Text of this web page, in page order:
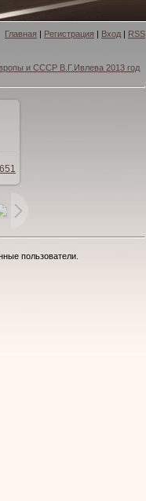
Главная | Регистрация | Вход | RSS
и СССР В.Г.Ивлева 2013 год
пользователи.